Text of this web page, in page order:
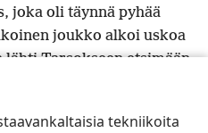
tekniikoita
joka oli täynnä pyhää
joukko alkoi uskoa
Tarsokseen etsimään
hänet toi hänet
ja opettivat